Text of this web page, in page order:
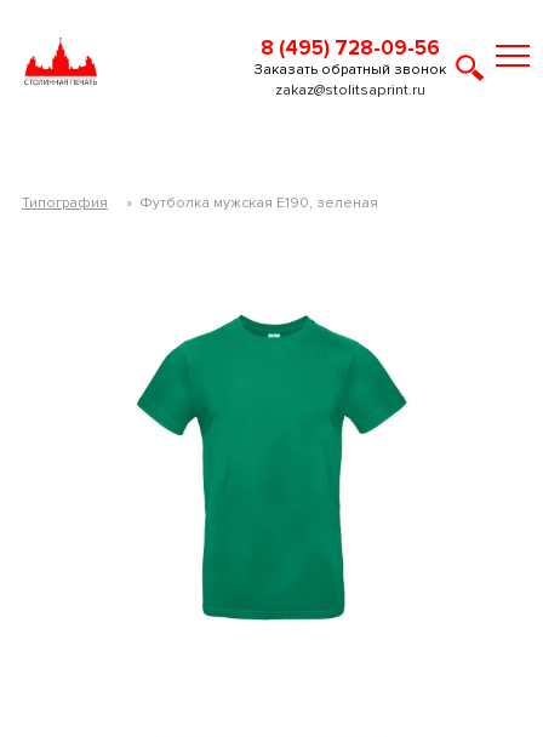
8 (495) 728-09-56
zakaz@stolitsaprint.ru
Заказать обратный звонок
Типография » Футболка мужская E190, зеленая